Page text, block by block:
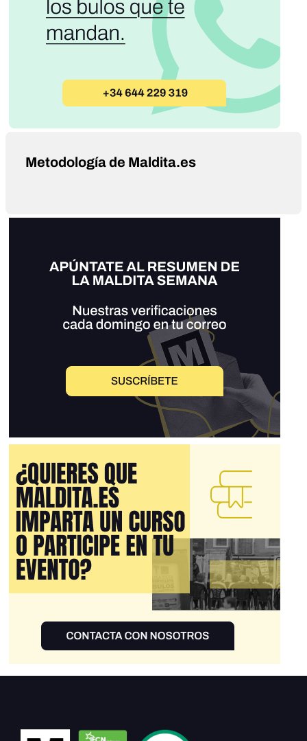
Metodología de Maldita.es